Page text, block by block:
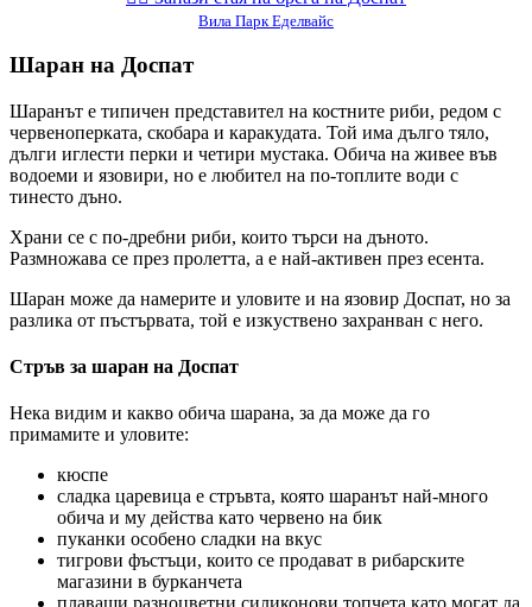
Вила Парк Еделвайс
Шаран на Доспат
Шаранът е типичен представител на костните риби, редом с
червеноперката, скобара и каракудата. Той има дълго тяло,
дълги иглести перки и четири мустака. Обича на живее във
водоеми и язовири, но е любител на по-топлите води с
тинесто дъно.
Храни се с по-дребни риби, които търси на дъното.
Размножава се през пролетта, а е най-активен през есента.
Шаран може да намерите и уловите и на язовир Доспат, но за
разлика от пъстървата, той е изкуствено захранван с него.
Стръв за шаран на Доспат
Нека видим и какво обича шарана, за да може да го
примамите и уловите:
кюспе
сладка царевица е стръвта, която шаранът най-много
обича и му действа като червено на бик
пуканки особено сладки на вкус
тигрови фъстъци, които се продават в рибарските
магазини в бурканчета